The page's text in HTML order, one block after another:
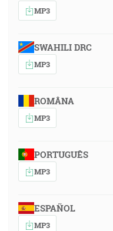
MP3
SWAHILI DRC
MP3
ROMÂNA
MP3
PORTUGUÊS
MP3
ESPAÑOL
MP3